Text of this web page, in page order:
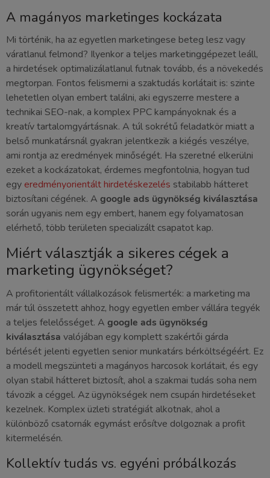
A magányos marketinges kockázata
Mi történik, ha az egyetlen marketingese beteg lesz vagy
váratlanul felmond? Ilyenkor a teljes marketinggépezet leáll,
a hirdetések optimalizálatlanul futnak tovább, és a növekedés
megtorpan. Fontos felismerni a szaktudás korlátait is: szinte
lehetetlen olyan embert találni, aki egyszerre mestere a
technikai SEO-nak, a komplex PPC kampányoknak és a
kreatív tartalomgyártásnak. A túl sokrétű feladatkör miatt a
belső munkatársnál gyakran jelentkezik a kiégés veszélye,
ami rontja az eredmények minőségét. Ha szeretné elkerülni
ezeket a kockázatokat, érdemes megfontolnia, hogyan tud
egy eredményorientált hirdetéskezelés stabilabb hátteret
biztosítani cégének. A google ads ügynökség kiválasztása
során ugyanis nem egy embert, hanem egy folyamatosan
elérhető, több területen specializált csapatot kap.
Miért választják a sikeres cégek a
marketing ügynökséget?
A profitorientált vállalkozások felismerték: a marketing ma
már túl összetett ahhoz, hogy egyetlen ember vállára tegyék
a teljes felelősséget. A google ads ügynökség
kiválasztása valójában egy komplett szakértői gárda
bérlését jelenti egyetlen senior munkatárs bérköltségéért. Ez
a modell megszünteti a magányos harcosok korlátait, és egy
olyan stabil hátteret biztosít, ahol a szakmai tudás soha nem
távozik a céggel. Az ügynökségek nem csupán hirdetéseket
kezelnek. Komplex üzleti stratégiát alkotnak, ahol a
különböző csatornák egymást erősítve dolgoznak a profit
kitermelésén.
Kollektív tudás vs. egyéni próbálkozás